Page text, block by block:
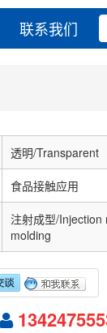
联系我们
透明/Transparent
食品接触应用
注射成型/
molding